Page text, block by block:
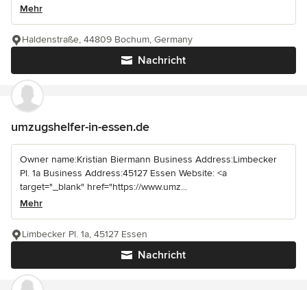
Mehr
Nachricht
Haldenstraße, 44809 Bochum, Germany
umzugshelfer-in-essen.de
Owner name:Kristian Biermann Business Address:Limbecker
Pl. 1a Business Address:45127 Essen Website: <a
target="_blank" href="https://www.umz...
Mehr
Nachricht
Limbecker Pl. 1a, 45127 Essen